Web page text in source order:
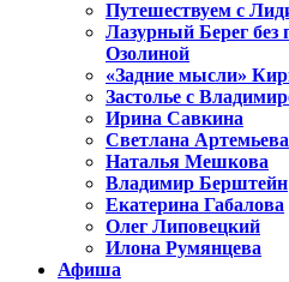
Путешествуем с
Лазурный Берег без
Озолиной
«Задние мысли»
Застолье с
Ирина Савкина
Светлана Артемьева
Наталья Мешкова
Владимир Берштейн
Екатерина Габалова
Олег Липовецкий
Илона Румянцева
Афиша